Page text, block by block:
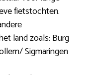
fietstochten.
land zoals: Burg
Sigmaringen